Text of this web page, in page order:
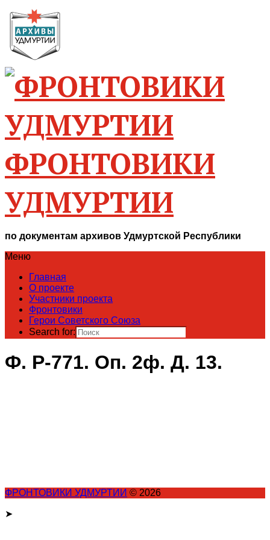
ФРОНТОВИКИ
УДМУРТИИ
по документам архивов Удмуртской Республики
Меню
Главная
О проекте
Участники проекта
Фронтовики
Герои Советского Союза
Search for:
Ф. Р-771. Оп. 2ф. Д. 13.
ФРОНТОВИКИ УДМУРТИИ © 2026
➤